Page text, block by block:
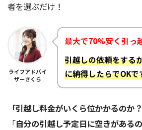
者を選ぶだけ！
ライフアドバイ
ザーさくら
最大で70%安く引っ
引越しの依頼をする
に納得したらでOKで
「引越し料金がいくら位かかるのか？
「自分の引越し予定日に空きがある